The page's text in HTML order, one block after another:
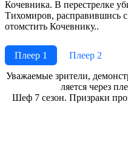
Кочевника. В перестрелке
Тихомиров, расправившись
отомстить Кочевнику..
Плеер 1
Плеер 2
Ува­жае­мые зри­те­ли,
ля­ет­ся че­рез
Шеф 7 сезон. Призраки